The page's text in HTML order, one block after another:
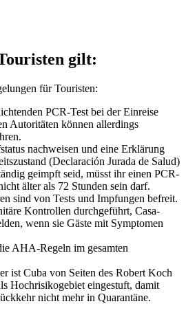
gilt:
für Touristen:
PCR-Test bei der Einreise
Autoritäten können allerdings
nachweisen und eine Erklärung
(Declaración Jurada de Salud)
geimpft seid, müsst ihr einen PCR-
älter als 72 Stunden sein darf.
sind von Tests und Impfungen befreit.
Kontrollen durchgeführt, Casa-
wenn sie Gäste mit Symptomen
AHA-Regeln im gesamten
ist Cuba von Seiten des Robert Koch
Hochrisikogebiet eingestuft, damit
nicht mehr in Quarantäne.